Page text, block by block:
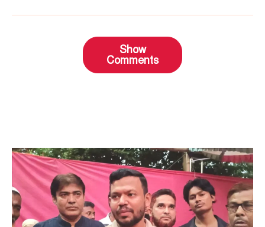
Show
Comments